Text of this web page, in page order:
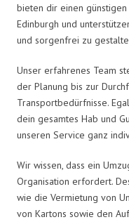
bieten dir einen günstigen
Edinburgh und
und sorgenfrei zu
Unser erfahrenes Team
der Planung bis zur
Transportbedürfnisse.
dein gesamtes Hab und
unseren Service ganz
Wir wissen, dass ein
Organisation erfordert.
wie die Vermietung von
von Kartons sowie den